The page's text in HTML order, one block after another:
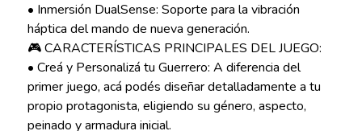
• Inmersión DualSense: Soporte para la vibración
háptica del mando de nueva generación.
🎮 CARACTERÍSTICAS PRINCIPALES DEL JUEGO:
• Creá y Personalizá tu Guerrero: A diferencia del
primer juego, acá podés diseñar detalladamente a tu
propio protagonista, eligiendo su género, aspecto,
peinado y armadura inicial.